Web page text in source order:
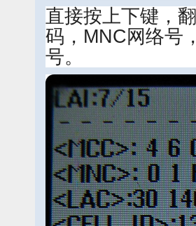
直接按上下键，
码，MNC网络号
号。